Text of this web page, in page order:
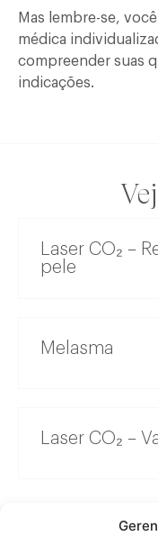
Mas lembre-se,
médica
compreender suas
indicações.
Laser CO₂ –
pele
Melasma
Laser CO₂ –